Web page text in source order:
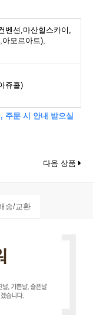
벤션,마산힐스카이,
모르아트),
쥬홀)
주문 시 안내 받으실
다음 상품
송/교환